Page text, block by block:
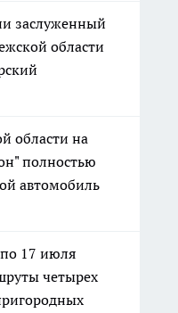
заслуженный
области
области на
полностью
автомобиль
17 июля
четырех